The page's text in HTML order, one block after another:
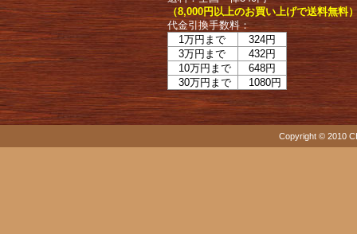
（8,000円以上のお買い上げで送料無料
代金引換手数料：
1万円まで
324円
3万円まで
432円
10万円まで
648円
30万円まで
1080円
Copyright © 2010